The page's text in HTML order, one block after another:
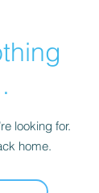
looking for.
home.